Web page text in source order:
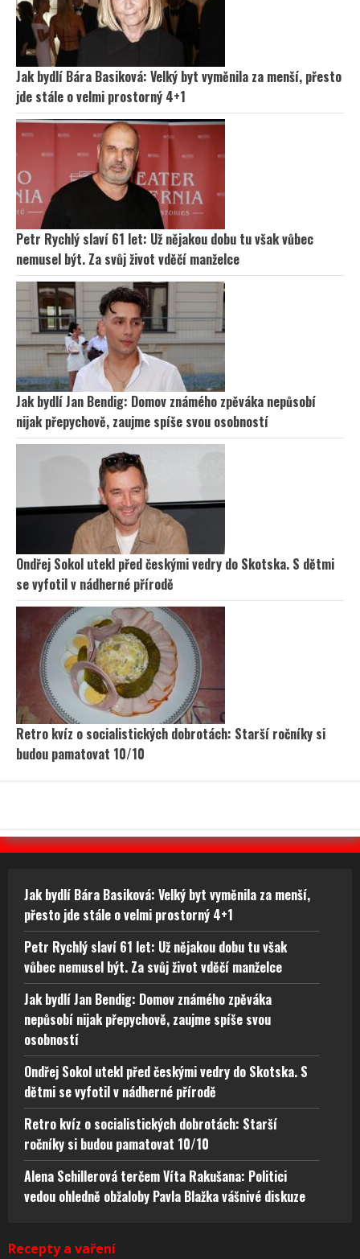
Jak bydlí Bára Basiková: Velký byt vyměnila za menší, přesto
jde stále o velmi prostorný 4+1
Petr Rychlý slaví 61 let: Už nějakou dobu tu však vůbec
nemusel být. Za svůj život vděčí manželce
Jak bydlí Jan Bendig: Domov známého zpěváka nepůsobí
nijak přepychově, zaujme spíše svou osobností
Ondřej Sokol utekl před českými vedry do Skotska. S dětmi
se vyfotil v nádherné přírodě
Retro kvíz o socialistických dobrotách: Starší ročníky si
budou pamatovat 10/10
Jak bydlí Bára Basiková: Velký byt vyměnila za menší,
přesto jde stále o velmi prostorný 4+1
Petr Rychlý slaví 61 let: Už nějakou dobu tu však
vůbec nemusel být. Za svůj život vděčí manželce
Jak bydlí Jan Bendig: Domov známého zpěváka
nepůsobí nijak přepychově, zaujme spíše svou
osobností
Ondřej Sokol utekl před českými vedry do Skotska. S
dětmi se vyfotil v nádherné přírodě
Retro kvíz o socialistických dobrotách: Starší
ročníky si budou pamatovat 10/10
Alena Schillerová terčem Víta Rakušana: Politici
vedou ohledně obžaloby Pavla Blažka vášnivé diskuze
Recepty a vaření